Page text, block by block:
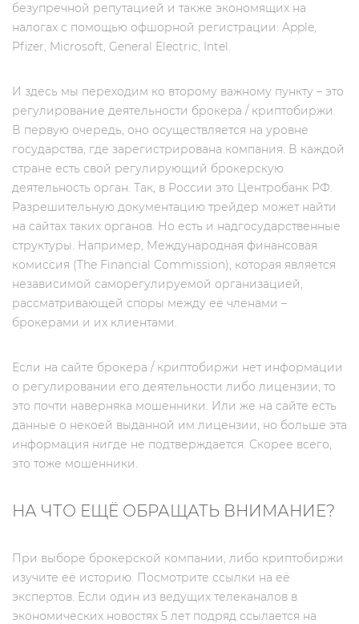
безупречной репутацией и также экономящих на
налогах с помощью офшорной регистрации: Apple,
Pfizer, Microsoft, General Electric, Intel.
И здесь мы переходим ко второму важному пункту – это
регулирование деятельности брокера / криптобиржи.
В первую очередь, оно осуществляется на уровне
государства, где зарегистрирована компания. В каждой
стране есть свой регулирующий брокерскую
деятельность орган. Так, в России это Центробанк РФ.
Разрешительную документацию трейдер может найти
на сайтах таких органов. Но есть и надгосударственные
структуры. Например, Международная финансовая
комиссия (The Financial Commission), которая является
независимой саморегулируемой организацией,
рассматривающей споры между её членами –
брокерами и их клиентами.
Если на сайте брокера / криптобиржи нет информации
о регулировании его деятельности либо лицензии, то
это почти наверняка мошенники. Или же на сайте есть
данные о некоей выданной им лицензии, но больше эта
информация нигде не подтверждается. Скорее всего,
это тоже мошенники.
НА ЧТО ЕЩЁ ОБРАЩАТЬ ВНИМАНИЕ?
При выборе брокерской компании, либо криптобиржи
изучите её историю. Посмотрите ссылки на её
экспертов. Если один из ведущих телеканалов в
экономических новостях 5 лет подряд ссылается на